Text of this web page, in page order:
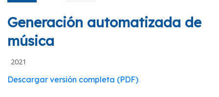
Generación automatizada de
música
2021
Descargar versión completa (PDF)